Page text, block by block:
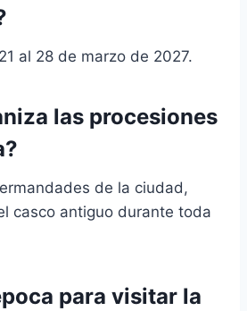
al 28 de marzo de 2027.
las procesiones
de la ciudad,
casco antiguo durante toda
para visitar la